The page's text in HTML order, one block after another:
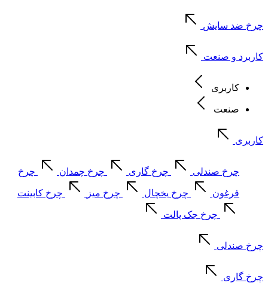
چرخ ضد سایش
کاربرد و صنعت
کاربری
صنعت
کاربری
چرخ صندلی چرخ گاری چرخ چمدان چرخ
فرغون چرخ یخچال چرخ میز چرخ کابینت
چرخ جک پالت
چرخ صندلی
چرخ گاری